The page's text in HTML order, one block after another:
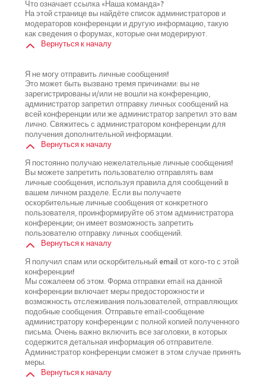
Что означает ссылка «Наша команда»?
На этой странице вы найдёте список администраторов и
модераторов конференции и другую информацию, такую
как сведения о форумах, которые они модерируют.
Вернуться к началу
Я не могу отправить личные сообщения!
Это может быть вызвано тремя причинами: вы не
зарегистрированы и/или не вошли на конференцию,
администратор запретил отправку личных сообщений на
всей конференции или же администратор запретил это вам
лично. Свяжитесь с администратором конференции для
получения дополнительной информации.
Вернуться к началу
Я постоянно получаю нежелательные личные сообщения!
Вы можете запретить пользователю отправлять вам
личные сообщения, используя правила для сообщений в
вашем личном разделе. Если вы получаете
оскорбительные личные сообщения от конкретного
пользователя, проинформируйте об этом администратора
конференции; он имеет возможность запретить
пользователю отправку личных сообщений.
Вернуться к началу
Я получил спам или оскорбительный email от кого-то с этой
конференции!
Мы сожалеем об этом. Форма отправки email на данной
конференции включает меры предосторожности и
возможность отслеживания пользователей, отправляющих
подобные сообщения. Отправьте email-сообщение
администратору конференции с полной копией полученного
письма. Очень важно включить все заголовки, в которых
содержится детальная информация об отправителе.
Администратор конференции сможет в этом случае принять
меры.
Вернуться к началу